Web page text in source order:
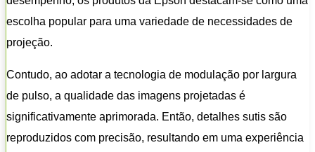
escolha popular para uma variedade de necessidades de
projeção.
Contudo, ao adotar a tecnologia de modulação por largura
de pulso, a qualidade das imagens projetadas é
significativamente aprimorada. Então, detalhes sutis são
reproduzidos com precisão, resultando em uma experiência